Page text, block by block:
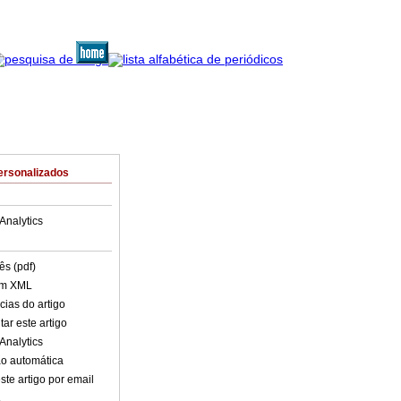
(pdf)
XML
do artigo
este artigo
automática
artigo por email